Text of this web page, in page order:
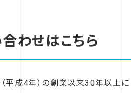
わせはこちら
平成4年）の創業以来30年以上に